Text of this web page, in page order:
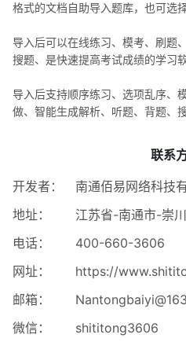
格式的文档自助导入题库，也可选
导入后可以在线练习、模考、刷题
搜题、是快速提高考试成绩的学习软
导入后支持顺序练习、选项乱序、
做、智能生成解析、听题、背题、
联系
开发者：
南通佰易网络科技
地址：
江苏省-南通市-崇
电话：
400-660-3606
网址：
https://
邮箱：
微信：
shititong3606